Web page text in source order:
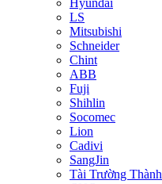
Hyundai
LS
Mitsubishi
Schneider
Chint
ABB
Fuji
Shihlin
Socomec
Lion
Cadivi
SangJin
Tài Trường Thành